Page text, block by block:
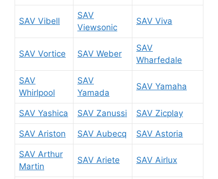
SAV Vibell
SAV
Viewsonic
SAV Viva
SAV Vortice SAV Weber
SAV
Wharfedale
SAV
Whirlpool
SAV
Yamada
SAV Yamaha
SAV Yashica SAV Zanussi SAV Zicplay
SAV Ariston SAV Aubecq SAV Astoria
SAV Arthur
Martin
SAV Ariete SAV Airlux